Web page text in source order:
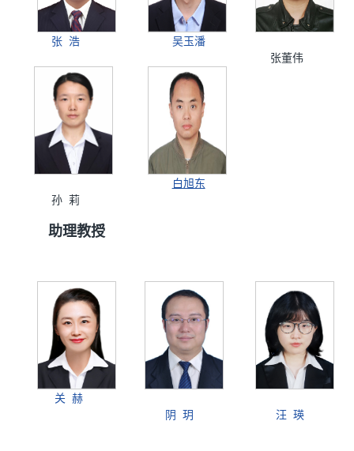
张 浩
吴玉潘
张董伟
孙 莉
白旭东
助理教授
关 赫
阴 玥
汪 瑛